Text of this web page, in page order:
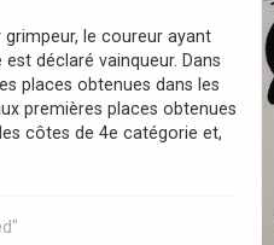
le coureur ayant
déclaré vainqueur. Dans
places obtenues dans les
premières places obtenues
côtes de 4e catégorie et,